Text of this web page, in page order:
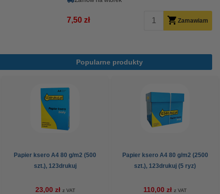
7,50 zł Zamawiam
Popularne produkty
Papier ksero A4 80 g/m2 (500
szt.), 123drukuj
23,00 zł z VAT
Papier ksero A4 80 g/m2 (2500
szt.), 123drukuj (5 ryz)
110,00 zł z VAT